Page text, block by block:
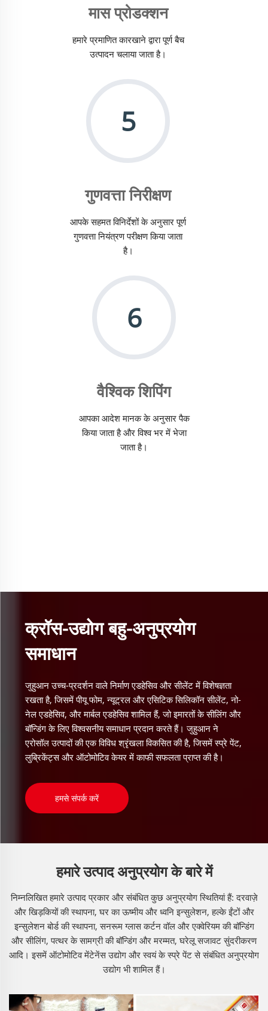
मास प्रोडक्शन
हमारे प्रमाणित कारखाने द्वारा पूर्ण बैच
उत्पादन चलाया जाता है।
5
गुणवत्ता निरीक्षण
आपके सहमत विनिर्देशों के अनुसार पूर्ण
गुणवत्ता नियंत्रण परीक्षण किया जाता
है।
6
वैश्विक शिपिंग
आपका आदेश मानक के अनुसार पैक
किया जाता है और विश्व भर में भेजा
जाता है।
क्रॉस-उद्योग बहु-अनुप्रयोग
समाधान
जुहुआन उच्च-प्रदर्शन वाले निर्माण एडहेसिव और सीलेंट में विशेषज्ञता
रखता है, जिसमें पीयू फोम, न्यूट्रल और एसिटिक सिलिकॉन सीलेंट, नो-
नेल एडहेसिव, और मार्बल एडहेसिव शामिल हैं, जो इमारतों के सीलिंग और
बॉन्डिंग के लिए विश्वसनीय समाधान प्रदान करते हैं। जुहुआन ने
एरोसॉल उत्पादों की एक विविध श्रृंखला विकसित की है, जिसमें स्प्रे पेंट,
लुब्रिकेंट्स और ऑटोमोटिव केयर में काफी सफलता प्राप्त की है।
हमसे संपर्क करें
हमारे उत्पाद अनुप्रयोग के बारे में
निम्नलिखित हमारे उत्पाद प्रकार और संबंधित कुछ अनुप्रयोग स्थितियां हैं: दरवाज़े
और खिड़कियों की स्थापना, घर का ऊष्मीय और ध्वनि इन्सुलेशन, हल्के ईंटों और
इन्सुलेशन बोर्ड की स्थापना, सनरूम ग्लास कर्टन वॉल और एक्वेरियम की बॉन्डिंग
और सीलिंग, पत्थर के सामग्री की बॉन्डिंग और मरम्मत, घरेलू सजावट सुंदरीकरण
आदि। इसमें ऑटोमोटिव मेंटेनेंस उद्योग और स्वयं के स्प्रे पेंट से संबंधित अनुप्रयोग
उद्योग भी शामिल हैं।